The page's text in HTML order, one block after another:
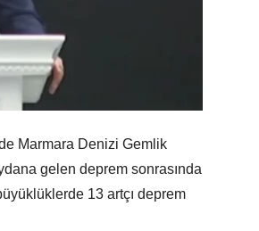
Marmara Denizi Gemlik
gelen deprem sonrasında
13 artçı deprem